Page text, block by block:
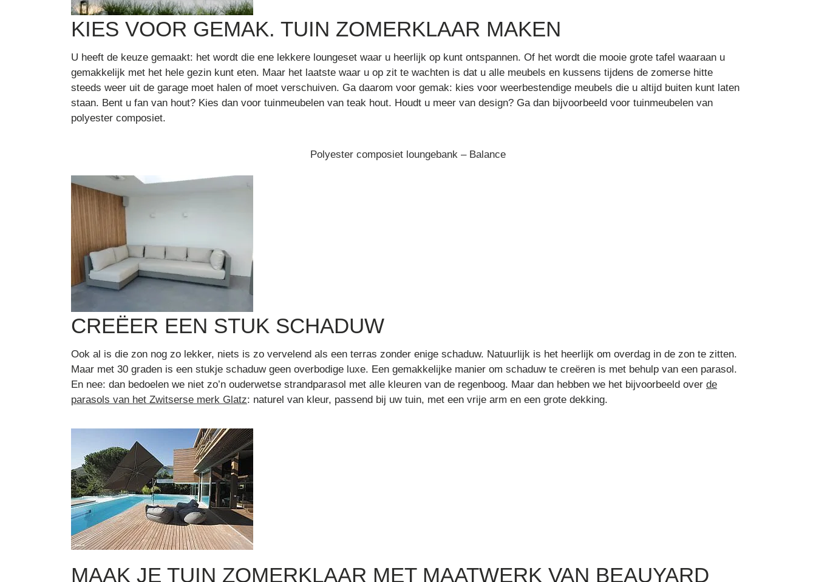
KIES VOOR GEMAK. TUIN ZOMERKLAAR MAKEN
U heeft de keuze gemaakt: het wordt die ene lekkere loungeset waar u heerlijk op kunt ontspannen. Of het wordt die mooie grote tafel waaraan u
gemakkelijk met het hele gezin kunt eten. Maar het laatste waar u op zit te wachten is dat u alle meubels en kussens tijdens de zomerse hitte
steeds weer uit de garage moet halen of moet verschuiven. Ga daarom voor gemak: kies voor weerbestendige meubels die u altijd buiten kunt laten
staan. Bent u fan van hout? Kies dan voor tuinmeubelen van teak hout. Houdt u meer van design? Ga dan bijvoorbeeld voor tuinmeubelen van
polyester composiet.
Polyester composiet loungebank – Balance
CREËER EEN STUK SCHADUW
Ook al is die zon nog zo lekker, niets is zo vervelend als een terras zonder enige schaduw. Natuurlijk is het heerlijk om overdag in de zon te zitten.
Maar met 30 graden is een stukje schaduw geen overbodige luxe. Een gemakkelijke manier om schaduw te creëren is met behulp van een parasol.
En nee: dan bedoelen we niet zo’n ouderwetse strandparasol met alle kleuren van de regenboog. Maar dan hebben we het bijvoorbeeld over de
parasols van het Zwitserse merk Glatz: naturel van kleur, passend bij uw tuin, met een vrije arm en een grote dekking.
MAAK JE TUIN ZOMERKLAAR MET MAATWERK VAN BEAUYARD